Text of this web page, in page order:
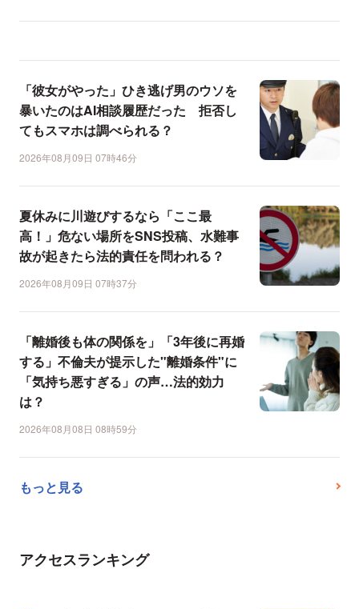
「彼女がやった」ひき逃げ男のウソを
暴いたのはAI相談履歴だった 拒否し
てもスマホは調べられる？
2026年08月09日 07時46分
夏休みに川遊びするなら「ここ最
高！」危ない場所をSNS投稿、水難事
故が起きたら法的責任を問われる？
2026年08月09日 07時37分
「離婚後も体の関係を」「3年後に再婚
する」不倫夫が提示した"離婚条件"に
「気持ち悪すぎる」の声…法的効力
は？
2026年08月08日 08時59分
もっと見る
アクセスランキング